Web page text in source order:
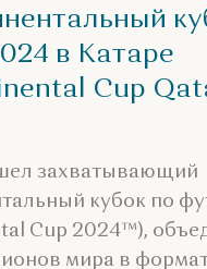
в Катаре
Cup
захватывающий
кубок по
Cup 2024™),
мира в